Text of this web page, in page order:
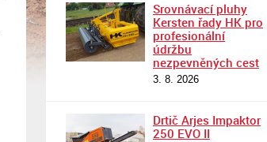
Srovnávací pluhy
Kersten řady HK pro
profesionální
údržbu
nezpevněných cest
3. 8. 2026
Drtič Arjes Impaktor
250 EVO II